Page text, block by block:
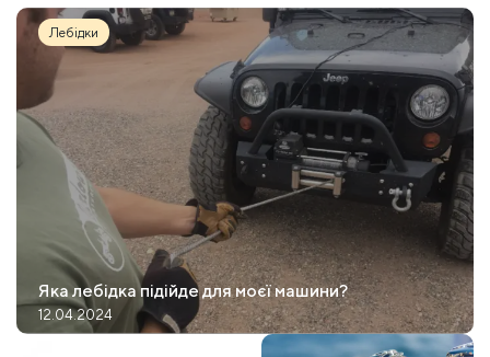
Лебідки
Яка лебідка підійде для моєї машини?
12.04.2024